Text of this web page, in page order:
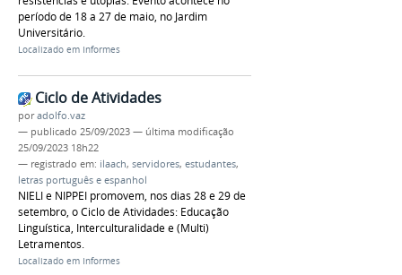
período de 18 a 27 de maio, no Jardim
Universitário.
Localizado em Informes
Ciclo de Atividades
poradolfo.vaz
— publicado 25/09/2023 — última modificação
25/09/2023 18h22
— registrado em: ilaach, servidores, estudantes,
letras português e espanhol
NIELI e NIPPEI promovem, nos dias 28 e 29 de
setembro, o Ciclo de Atividades: Educação
Linguística, Interculturalidade e (Multi)
Letramentos.
Localizado em Informes